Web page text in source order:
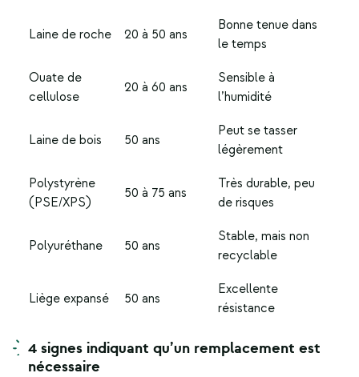
Laine de roche 20 à 50 ans
Bonne tenue dans
le temps
Ouate de
cellulose
20 à 60 ans
Sensible à
l’humidité
Laine de bois 50 ans
Peut se tasser
légèrement
Polystyrène
(PSE/XPS)
50 à 75 ans
Très durable, peu
de risques
Polyuréthane 50 ans
Stable, mais non
recyclable
Liège expansé 50 ans
Excellente
résistance
4 signes indiquant qu’un remplacement est
nécessaire